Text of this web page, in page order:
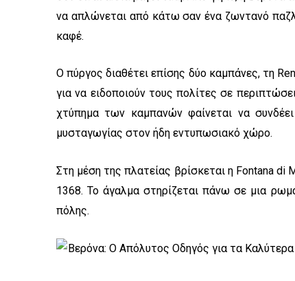
να απλώνεται από κάτω σαν ένα ζωντανό
καφέ.
Ο πύργος διαθέτει επίσης δύο καμπάνες, τη
για να ειδοποιούν τους πολίτες σε
χτύπημα των καμπανών φαίνεται να
μυσταγωγίας στον ήδη εντυπωσιακό χώρο.
Στη μέση της πλατείας βρίσκεται η Fontana di
1368. Το άγαλμα στηρίζεται πάνω σε μια
πόλης.